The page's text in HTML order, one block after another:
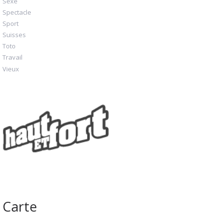
Spectacle
Sport
Suisses
Toto
Travail
Vieux
Carte